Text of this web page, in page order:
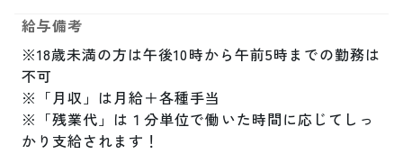
給与備考
※18歳未満の方は午後10時から午前5時までの勤務は
不可
※「月収」は月給＋各種手当
※「残業代」は１分単位で働いた時間に応じてしっ
かり支給されます！